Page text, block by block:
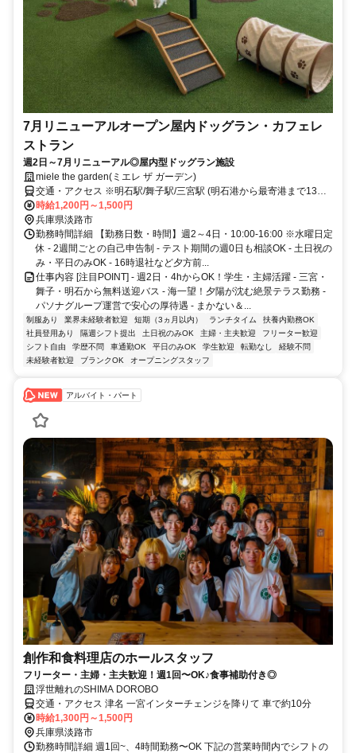
7月リニューアルオープン屋内ドッグラン・カフェレ
ストラン
週2日～7月リニューアル◎屋内型ドッグラン施設
miele the garden(ミエレ ザ ガーデン)
交通・アクセス ※明石駅/舞子駅/三宮駅 (明石港から最寄港まで13分/
高速舞子から15分/三宮から45分)
時給1,200円～1,500円
兵庫県淡路市
勤務時間詳細 【勤務日数・時間】週2～4日・10:00-16:00 ※水曜日定
休 - 2週間ごとの自己申告制 - テスト期間の週0日も相談OK - 土日祝の
み・平日のみOK - 16時退社など夕方前...
仕事内容 [注目POINT] - 週2日・4hからOK！学生・主婦活躍 - 三宮・
舞子・明石から無料送迎バス - 海一望！夕陽が沈む絶景テラス勤務 -
パソナグループ運営で安心の厚待遇 - まかない＆...
制服あり 業界未経験者歓迎 短期（3ヵ月以内） ランチタイム
扶養内勤務OK
社員登用あり
隔週シフト提出 土日祝のみOK 主婦・主夫歓迎
フリーター歓迎
シフト自由
学歴不問 車通勤OK 平日のみOK 学生歓迎 転勤なし
経験不問
未経験者歓迎
ブランクOK オープニングスタッフ
アルバイト・パート
創作和食料理店のホールスタッフ
フリーター・主婦・主夫歓迎！週1回〜OK♪食事補助付き◎
浮世離れのSHIMA DOROBO
交通・アクセス 津名 一宮インターチェンジを降りて 車で約10分
時給1,300円～1,500円
兵庫県淡路市
勤務時間詳細 週1回~、4時間勤務〜OK 下記の営業時間内でシフトの